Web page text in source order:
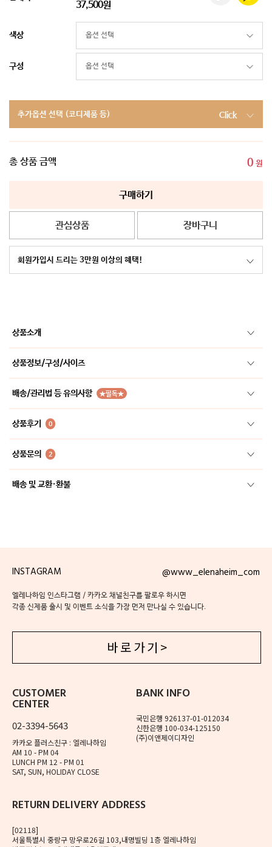
37,500원
색상
구성
추가옵션 선택 (코디제품 등) Click
총 상품 금액 0 원
구매하기
관심상품 장바구니
회원가입시 드리는 3만원 이상의 혜택!
상품소개
상품정보/구성/사이즈
배송/관리법 등 유의사항 ★필독★
상품후기 0
상품문의 2
배송 및 교환·환불
INSTAGRAM @www_elenaheim_com
엘레나하임 인스타그램 / 카카오 채널친구를 팔로우 하시면
각종 신제품 출시 및 이벤트 소식을 가장 먼저 만나실 수 있습니다.
바 로 가 기 >
CUSTOMER
CENTER
02-3394-5643
카카오 플러스친구 : 엘레나하임
AM 10 - PM 04
LUNCH PM 12 - PM 01
SAT, SUN, HOLIDAY CLOSE
BANK INFO
국민은행 926137-01-012034
신한은행 100-034-125150
(주)이앤제이디자인
RETURN DELIVERY ADDRESS
[02118]
서울특별시 중랑구 망우로26길 103,내명빌딩 1층 엘레나하임